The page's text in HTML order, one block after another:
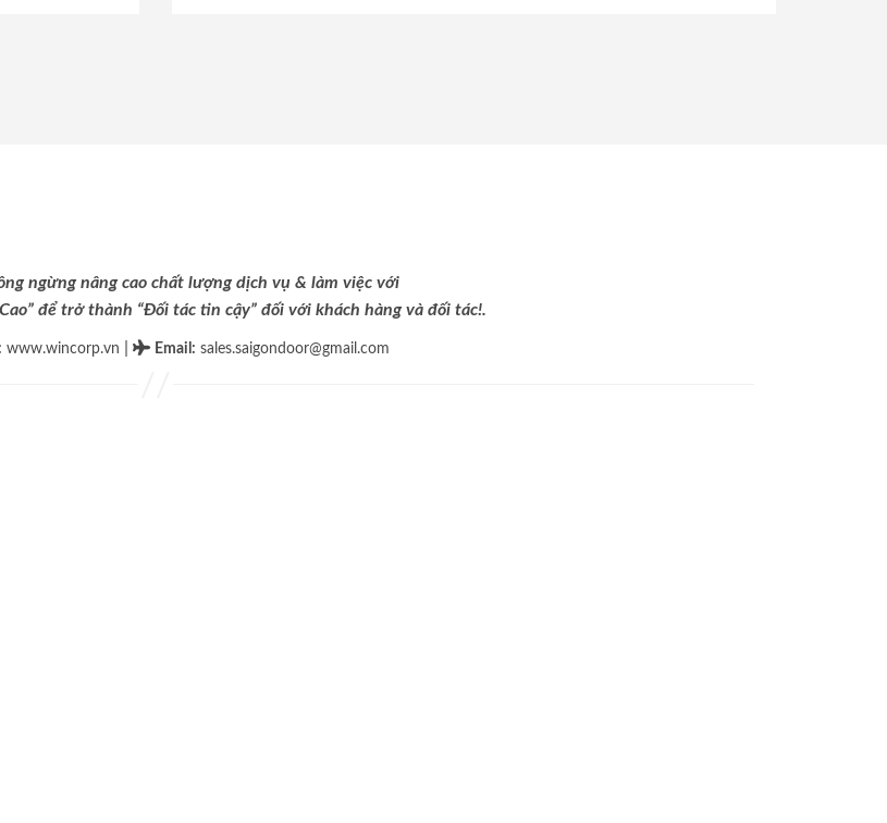
ngừng nâng cao chất lượng dịch vụ & làm việc với
để trở thành “Đối tác tin cậy” đối với khách hàng và đối tác!.
www.wincorp.vn Email : sales.saigondoor@gmail.com